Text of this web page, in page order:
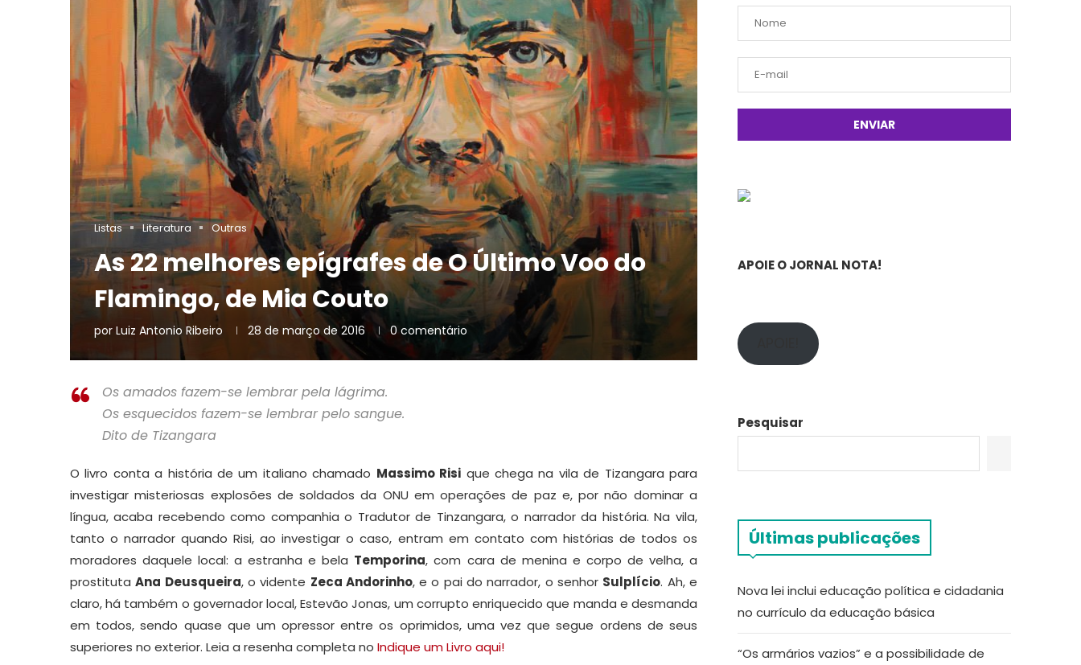
Listas Literatura Outras
As 22 melhores epígrafes de O Último Voo do
Flamingo, de Mia Couto
por Luiz Antonio Ribeiro 28 de março de 2016 0 comentário
Os amados fazem-se lembrar pela lágrima.
Os esquecidos fazem-se lembrar pelo sangue.
Dito de Tizangara
O livro conta a história de um italiano chamado Massimo Risi que chega na vila de Tizangara para
investigar misteriosas explosões de soldados da ONU em operações de paz e, por não dominar a
língua, acaba recebendo como companhia o Tradutor de Tinzangara, o narrador da história. Na vila,
tanto o narrador quando Risi, ao investigar o caso, entram em contato com histórias de todos os
moradores daquele local: a estranha e bela Temporina, com cara de menina e corpo de velha, a
prostitutaAna Deusqueira, o vidente Zeca Andorinho, e o pai do narrador, o senhor Sulplício. Ah, e
claro, há também o governador local, Estevão Jonas, um corrupto enriquecido que manda e desmanda
em todos, sendo quase que um opressor entre os oprimidos, uma vez que segue ordens de seus
superiores no exterior. Leia a resenha completa no Indique um Livro aqui!
APOIE O JORNAL NOTA!
Pesquisar
Últimas publicações
Nova lei inclui educação política e cidadania
no currículo da educação básica
“Os armários vazios” e a possibilidade de